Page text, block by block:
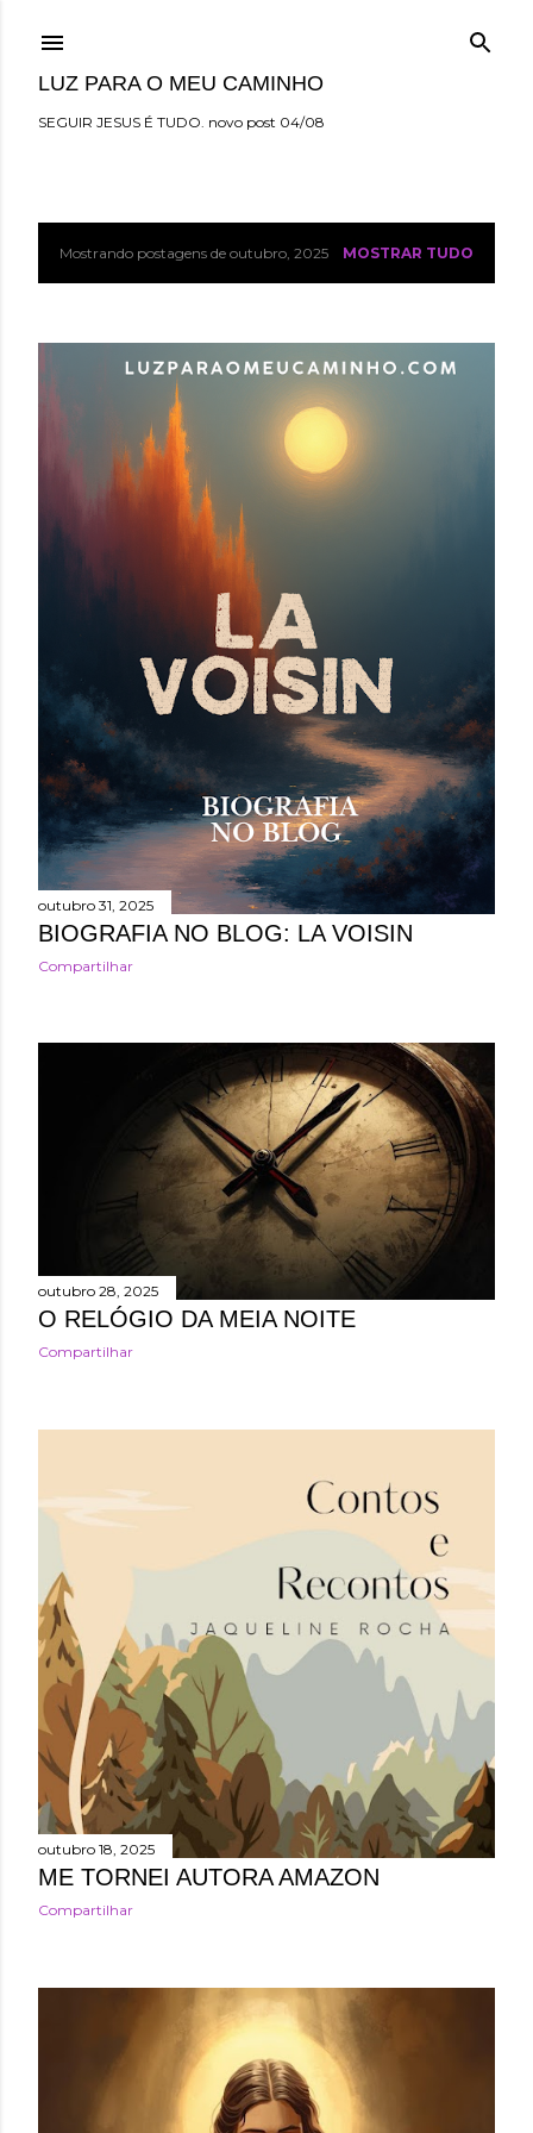
LUZ PARA O MEU CAMINHO
SEGUIR JESUS É TUDO. novo post 04/08
P
s
t
g
e
n
Mostrando postagens de outubro, 2025 MOSTRAR TUDO
outubro 31, 2025
BIOGRAFIA NO BLOG: LA VOISIN
Compartilhar
outubro 28, 2025
O RELÓGIO DA MEIA NOITE
Compartilhar
outubro 18, 2025
ME TORNEI AUTORA AMAZON
Compartilhar